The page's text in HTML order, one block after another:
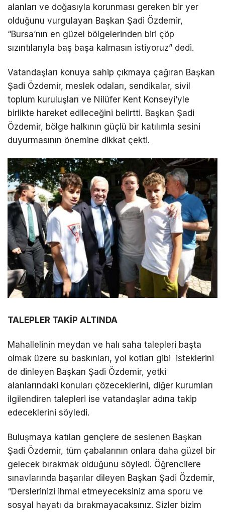
alanları ve doğasıyla korunması gereken bir yer
olduğunu vurgulayan Başkan Şadi Özdemir,
“Bursa’nın en güzel bölgelerinden biri çöp
sızıntılarıyla baş başa kalmasın istiyoruz” dedi.
Vatandaşları konuya sahip çıkmaya çağıran Başkan
Şadi Özdemir, meslek odaları, sendikalar, sivil
toplum kuruluşları ve Nilüfer Kent Konseyi’yle
birlikte hareket edileceğini belirtti. Başkan Şadi
Özdemir, bölge halkının güçlü bir katılımla sesini
duyurmasının önemine dikkat çekti.
TALEPLER TAKİP ALTINDA
Mahallelinin meydan ve halı saha talepleri başta
olmak üzere su baskınları, yol kotları gibi isteklerini
de dinleyen Başkan Şadi Özdemir, yetki
alanlarındaki konuları çözeceklerini, diğer kurumları
ilgilendiren talepleri ise vatandaşlar adına takip
edeceklerini söyledi.
Buluşmaya katılan gençlere de seslenen Başkan
Şadi Özdemir, tüm çabalarının onlara daha güzel bir
gelecek bırakmak olduğunu söyledi. Öğrencilere
sınavlarında başarılar dileyen Başkan Şadi Özdemir,
“Derslerinizi ihmal etmeyeceksiniz ama sporu ve
sosyal hayatı da bırakmayacaksınız. Sizler bizim